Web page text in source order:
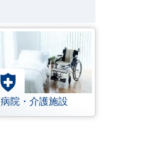
病院・介護施設